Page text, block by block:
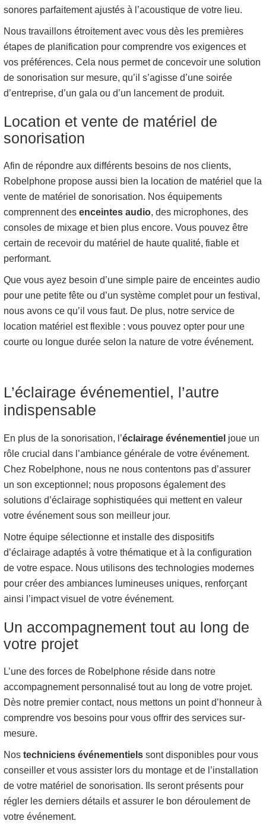
sonores parfaitement ajustés à l’acoustique de votre lieu.
Nous travaillons étroitement avec vous dès les premières
étapes de planification pour comprendre vos exigences et
vos préférences. Cela nous permet de concevoir une solution
de sonorisation sur mesure, qu’il s’agisse d’une soirée
d’entreprise, d’un gala ou d’un lancement de produit.
Location et vente de matériel de
sonorisation
Afin de répondre aux différents besoins de nos clients,
Robelphone propose aussi bien la location de matériel que la
vente de matériel de sonorisation. Nos équipements
comprennent des enceintes audio, des microphones, des
consoles de mixage et bien plus encore. Vous pouvez être
certain de recevoir du matériel de haute qualité, fiable et
performant.
Que vous ayez besoin d’une simple paire de enceintes audio
pour une petite fête ou d’un système complet pour un festival,
nous avons ce qu’il vous faut. De plus, notre service de
location matériel est flexible : vous pouvez opter pour une
courte ou longue durée selon la nature de votre événement.
L’éclairage événementiel, l’autre
indispensable
En plus de la sonorisation, l’éclairage événementiel joue un
rôle crucial dans l’ambiance générale de votre événement.
Chez Robelphone, nous ne nous contentons pas d’assurer
un son exceptionnel; nous proposons également des
solutions d’éclairage sophistiquées qui mettent en valeur
votre événement sous son meilleur jour.
Notre équipe sélectionne et installe des dispositifs
d’éclairage adaptés à votre thématique et à la configuration
de votre espace. Nous utilisons des technologies modernes
pour créer des ambiances lumineuses uniques, renforçant
ainsi l’impact visuel de votre événement.
Un accompagnement tout au long de
votre projet
L’une des forces de Robelphone réside dans notre
accompagnement personnalisé tout au long de votre projet.
Dès notre premier contact, nous mettons un point d’honneur à
comprendre vos besoins pour vous offrir des services sur-
mesure.
Nos techniciens événementiels sont disponibles pour vous
conseiller et vous assister lors du montage et de l’installation
de votre matériel de sonorisation. Ils seront présents pour
régler les derniers détails et assurer le bon déroulement de
votre événement.